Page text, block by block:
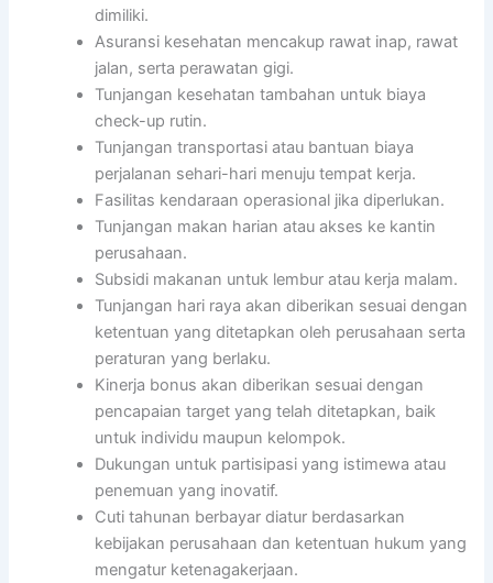
dimiliki.
Asuransi kesehatan mencakup rawat inap, rawat
jalan, serta perawatan gigi.
Tunjangan kesehatan tambahan untuk biaya
check-up rutin.
Tunjangan transportasi atau bantuan biaya
perjalanan sehari-hari menuju tempat kerja.
Fasilitas kendaraan operasional jika diperlukan.
Tunjangan makan harian atau akses ke kantin
perusahaan.
Subsidi makanan untuk lembur atau kerja malam.
Tunjangan hari raya akan diberikan sesuai dengan
ketentuan yang ditetapkan oleh perusahaan serta
peraturan yang berlaku.
Kinerja bonus akan diberikan sesuai dengan
pencapaian target yang telah ditetapkan, baik
untuk individu maupun kelompok.
Dukungan untuk partisipasi yang istimewa atau
penemuan yang inovatif.
Cuti tahunan berbayar diatur berdasarkan
kebijakan perusahaan dan ketentuan hukum yang
mengatur ketenagakerjaan.